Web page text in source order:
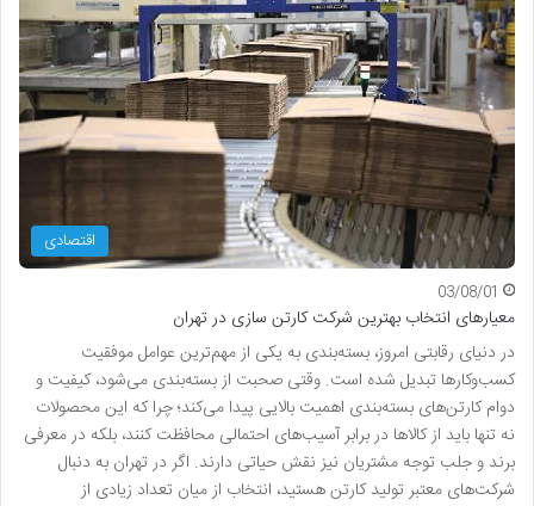
اقتصادی
03/08/01
معیارهای انتخاب بهترین شرکت کارتن سازی در تهران
در دنیای رقابتی امروز، بسته‌بندی به یکی از مهم‌ترین عوامل موفقیت
کسب‌وکارها تبدیل شده است. وقتی صحبت از بسته‌بندی می‌شود، کیفیت و
دوام کارتن‌های بسته‌بندی اهمیت بالایی پیدا می‌کند؛ چرا که این محصولات
نه تنها باید از کالاها در برابر آسیب‌های احتمالی محافظت کنند، بلکه در معرفی
برند و جلب توجه مشتریان نیز نقش حیاتی دارند. اگر در تهران به دنبال
شرکت‌های معتبر تولید کارتن هستید، انتخاب از میان تعداد زیادی از